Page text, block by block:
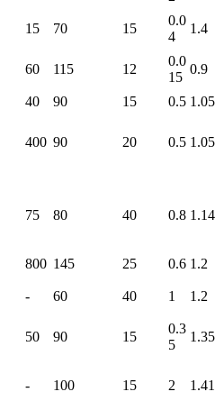
15 70 15
0.0
4
1.4
60 115 12
0.0
15
0.9
40 90 15 0.5 1.05
400 90 20 0.5 1.05
75 80 40 0.8 1.14
800 145 25 0.6 1.2
- 60 40 1
1.2
50 90 15
0.3
5
1.35
- 100 15 2 1.41